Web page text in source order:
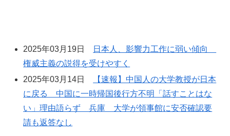
2025年03月19日
日本人、影響力工作に弱い傾向
権威主義の説得を受けやすく
2025年03月14日
【速報】中国人の大学教授が日本
に戻る 中国に一時帰国後行方不明「話すことはな
い」理由語らず 兵庫 大学が領事館に安否確認要
請も返答なし